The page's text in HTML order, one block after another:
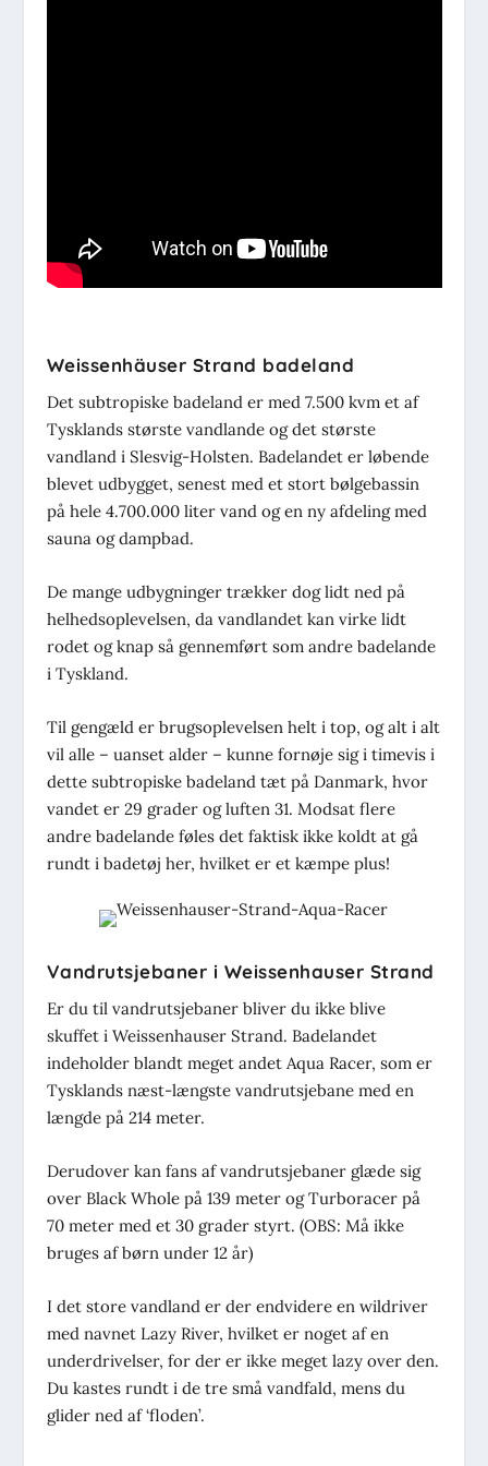
Weissenhäuser Strand badeland
Det subtropiske badeland er med 7.500 kvm et af
Tysklands største vandlande og det største
vandland i Slesvig-Holsten. Badelandet er løbende
blevet udbygget, senest med et stort bølgebassin
på hele 4.700.000 liter vand og en ny afdeling med
sauna og dampbad.
De mange udbygninger trækker dog lidt ned på
helhedsoplevelsen, da vandlandet kan virke lidt
rodet og knap så gennemført som andre badelande
i Tyskland.
Til gengæld er brugsoplevelsen helt i top, og alt i alt
vil alle – uanset alder – kunne fornøje sig i timevis i
dette subtropiske badeland tæt på Danmark, hvor
vandet er 29 grader og luften 31. Modsat flere
andre badelande føles det faktisk ikke koldt at gå
rundt i badetøj her, hvilket er et kæmpe plus!
Vandrutsjebaner i Weissenhauser Strand
Er du til vandrutsjebaner bliver du ikke blive
skuffet i Weissenhauser Strand. Badelandet
indeholder blandt meget andet Aqua Racer, som er
Tysklands næst-længste vandrutsjebane med en
længde på 214 meter.
Derudover kan fans af vandrutsjebaner glæde sig
over Black Whole på 139 meter og Turboracer på
70 meter med et 30 grader styrt. (OBS: Må ikke
bruges af børn under 12 år)
I det store vandland er der endvidere en wildriver
med navnet Lazy River, hvilket er noget af en
underdrivelser, for der er ikke meget lazy over den.
Du kastes rundt i de tre små vandfald, mens du
glider ned af ‘floden’.